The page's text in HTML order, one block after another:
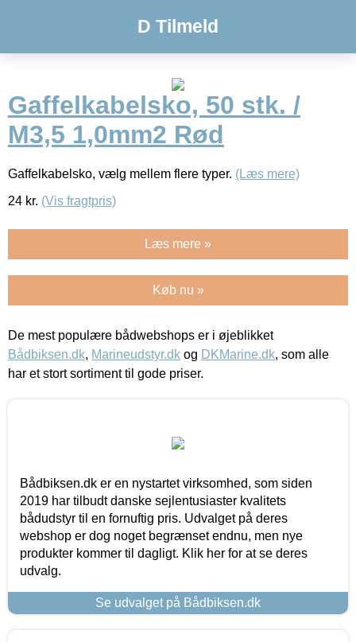
D Tilmeld
Gaffelkabelsko, 50 stk. /
M3,5 1,0mm2 Rød
Gaffelkabelsko, vælg mellem flere typer. (Læs mere)
24 kr. (Vis fragtpris)
Læs mere »
Køb nu »
De mest populære bådwebshops er i øjeblikket
Bådbiksen.dk, Marineudstyr.dk og DKMarine.dk, som alle
har et stort sortiment til gode priser.
Bådbiksen.dk er en nystartet virksomhed, som siden
2019 har tilbudt danske sejlentusiaster kvalitets
bådudstyr til en fornuftig pris. Udvalget på deres
webshop er dog noget begrænset endnu, men nye
produkter kommer til dagligt. Klik her for at se deres
udvalg.
Se udvalget på Bådbiksen.dk